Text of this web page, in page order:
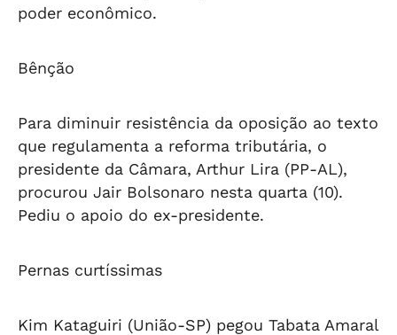
poder econômico.
Bênção
Para diminuir resistência da oposição ao texto
que regulamenta a reforma tributária, o
presidente da Câmara, Arthur Lira (PP-AL),
procurou Jair Bolsonaro nesta quarta (10).
Pediu o apoio do ex-presidente.
Pernas curtíssimas
Kim Kataguiri (União-SP) pegou Tabata Amaral